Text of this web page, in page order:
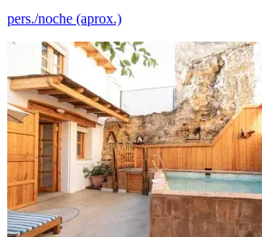
pers./noche (aprox.)